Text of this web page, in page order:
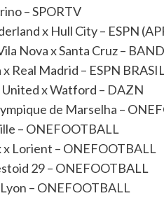
– SPORTV
x Hull City – ESPN
Nova x Santa Cruz –
Real Madrid – ESPN BRASIL
x Watford – DAZN
de Marselha –
– ONEFOOTBALL
Lorient – ONEFOOTBALL
29 – ONEFOOTBALL
– ONEFOOTBALL